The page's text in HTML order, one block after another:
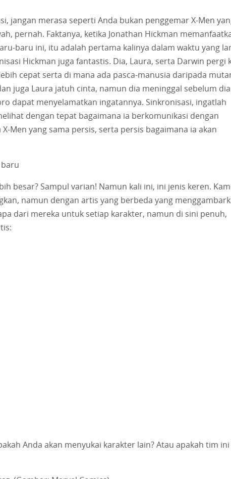
jangan merasa seperti Anda bukan penggemar X-Men
pernah. Faktanya, ketika Jonathan Hickman
baru ini, itu adalah pertama kalinya dalam waktu yang
Hickman juga fantastis. Dia, Laura, serta Darwin pergi
cepat serta di mana ada pasca-manusia daripada
juga Laura jatuh cinta, namun dia meninggal sebelum dia
dapat menyelamatkan ingatannya. Sinkronisasi, ingatlah
dengan tepat bagaimana ia berkomunikasi dengan
Men yang sama persis, serta persis bagaimana ia akan
besar? Sampul varian! Namun kali ini, ini jenis keren.
namun dengan artis yang berbeda yang
dari mereka untuk setiap karakter, namun di sini penuh,
Anda akan menyukai karakter lain? Atau apakah tim ini